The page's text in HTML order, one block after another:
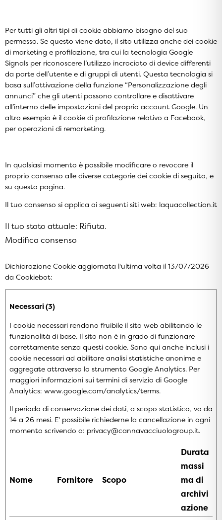
Per tutti gli altri tipi di cookie abbiamo bisogno del suo
permesso. Se questo viene dato, il sito utilizza anche dei cookie
di marketing e profilazione, tra cui la tecnologia Google
Signals per riconoscere l’utilizzo incrociato di device differenti
da parte dell’utente e di gruppi di utenti. Questa tecnologia si
basa sull’attivazione della funzione “Personalizzazione degli
annunci” che gli utenti possono controllare e disattivare
all’interno delle impostazioni del proprio account Google. Un
altro esempio è il cookie di profilazione relativo a Facebook,
per operazioni di remarketing.
In qualsiasi momento è possibile modificare o revocare il
proprio consenso alle diverse categorie dei cookie di seguito, e
su questa pagina.
Il tuo consenso si applica ai seguenti siti web: laquacollection.it
Il tuo stato attuale: Rifiuta.
Modifica consenso
Dichiarazione Cookie aggiornata l'ultima volta il 13/07/2026
da Cookiebot:
Necessari (3)
I cookie necessari rendono fruibile il sito web abilitando le
funzionalità di base. Il sito non è in grado di funzionare
correttamente senza questi cookie. Sono qui anche inclusi i
cookie necessari ad abilitare analisi statistiche anonime e
aggregate attraverso lo strumento Google Analytics. Per
maggiori informazioni sui termini di servizio di Google
Analytics: www.google.com/analytics/terms.
Il periodo di conservazione dei dati, a scopo statistico, va da
14 a 26 mesi. E' possibile richiederne la cancellazione in ogni
momento scrivendo a: privacy@cannavacciuologroup.it.
Nome Fornitore Scopo
Durata
massi
ma di
archivi
azione